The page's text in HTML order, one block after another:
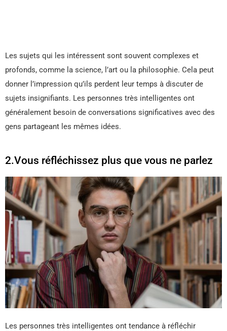
Les sujets qui les intéressent sont souvent complexes et
profonds, comme la science, l’art ou la philosophie. Cela peut
donner l’impression qu’ils perdent leur temps à discuter de
sujets insignifiants. Les personnes très intelligentes ont
généralement besoin de conversations significatives avec des
gens partageant les mêmes idées.
2.Vous réfléchissez plus que vous ne parlez
Les personnes très intelligentes ont tendance à réfléchir